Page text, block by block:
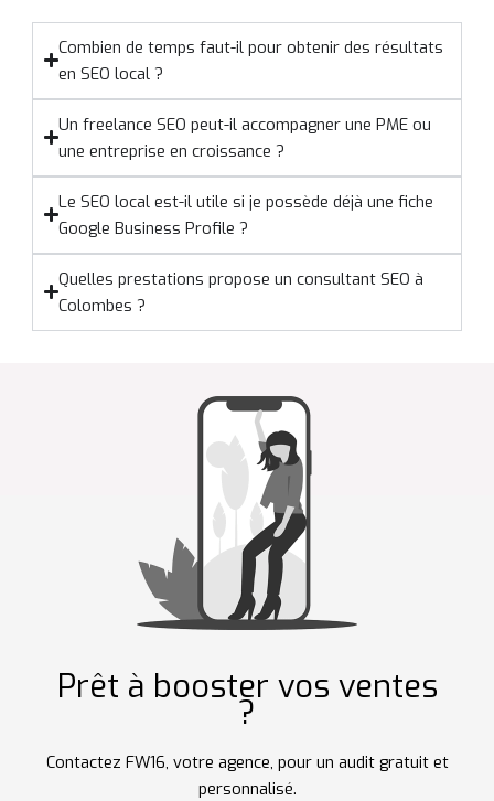
Combien de temps faut-il pour obtenir des résultats
en SEO local ?
Un freelance SEO peut-il accompagner une PME ou
une entreprise en croissance ?
Le SEO local est-il utile si je possède déjà une fiche
Google Business Profile ?
Quelles prestations propose un consultant SEO à
Colombes ?
Prêt à booster vos ventes
?
Contactez FW16, votre agence, pour un audit gratuit et
personnalisé.